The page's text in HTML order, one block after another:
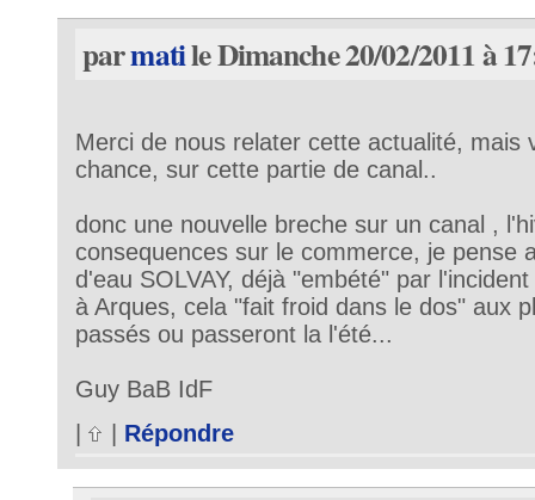
parmatile Dimanche 20/02/2011 à
Merci de nous relater cette actualité, mais
chance, sur cette partie de canal..
donc une nouvelle breche sur un canal ,
consequences sur le commerce, je pense
d'eau SOLVAY, déjà "embété" par
à Arques, cela "fait froid dans le dos" aux
passés ou passeront la l'été...
Guy BaB IdF
Répondre